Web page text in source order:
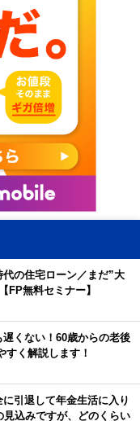
の住宅ローン／まだ”大
FP無料セミナー】
遅くない！60歳からの老後
すく解説します！
に引退して年金生活に入り
見込みですが、どのくらい